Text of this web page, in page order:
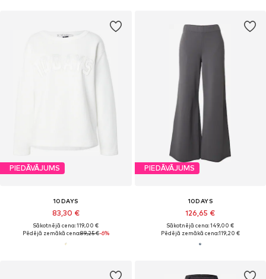
PIEDĀVĀJUMS
10DAYS
83,30 €
Sākotnējā cena: 119,00 €
Pēdējā zemākā cena:89,25 €-6%
PIEDĀVĀJUMS
10DAYS
126,65 €
Sākotnējā cena: 149,00 €
Pēdējā zemākā cena:119,20 €